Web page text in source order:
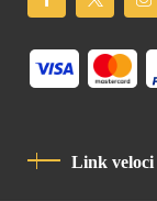
Link veloci